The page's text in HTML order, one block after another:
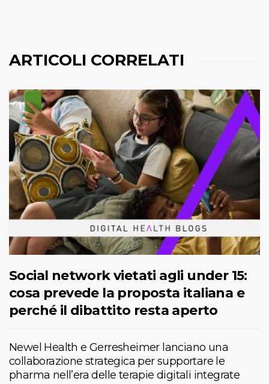
ARTICOLI CORRELATI
Social network vietati agli under 15:
cosa prevede la proposta italiana e
perché il dibattito resta aperto
Newel Health e Gerresheimer lanciano una
collaborazione strategica per supportare le
pharma nell’era delle terapie digitali integrate